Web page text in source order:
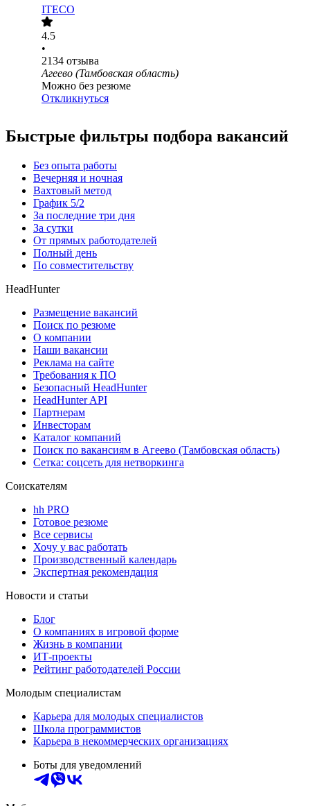
ITECO
4.5
•
2134 отзыва
Агеево (Тамбовская область)
Можно без резюме
Откликнуться
Быстрые фильтры подбора вакансий
Без опыта работы
Вечерняя и ночная
Вахтовый метод
График 5/2
За последние три дня
За сутки
От прямых работодателей
Полный день
По совместительству
HeadHunter
Размещение вакансий
Поиск по резюме
О компании
Наши вакансии
Реклама на сайте
Требования к ПО
Безопасный HeadHunter
HeadHunter API
Партнерам
Инвесторам
Каталог компаний
Поиск по вакансиям в Агеево (Тамбовская область)
Сетка: соцсеть для нетворкинга
Соискателям
hh PRO
Готовое резюме
Все сервисы
Хочу у вас работать
Производственный календарь
Экспертная рекомендация
Новости и статьи
Блог
О компаниях в игровой форме
Жизнь в компании
ИТ-проекты
Рейтинг работодателей России
Молодым специалистам
Карьера для молодых специалистов
Школа программистов
Карьера в некоммерческих организациях
Боты для уведомлений